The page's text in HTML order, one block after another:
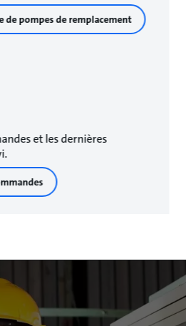
de pompes de remplacement
et les dernières